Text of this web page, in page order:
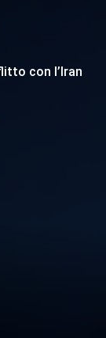
con l’Iran